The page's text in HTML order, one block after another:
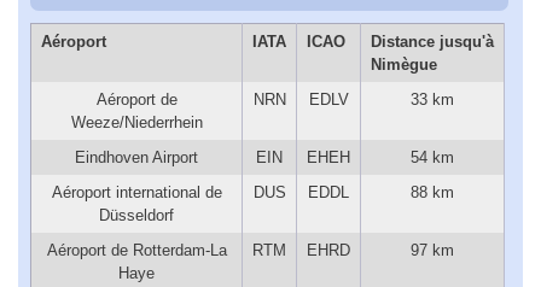
Aéroport IATA ICAO
Distance jusqu'à
Nimègue
Aéroport de
Weeze/Niederrhein
NRN EDLV 33 km
Eindhoven Airport EIN EHEH
54 km
Aéroport international de
Düsseldorf
DUS EDDL 88 km
Aéroport de Rotterdam-La
Haye
RTM EHRD 97 km